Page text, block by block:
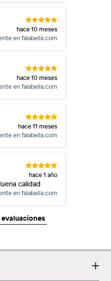
hace 10 meses
enfalabella.com
hace 10 meses
enfalabella.com
hace 11 meses
enfalabella.com
hace 1 año
producto Buena calidad
enfalabella.com